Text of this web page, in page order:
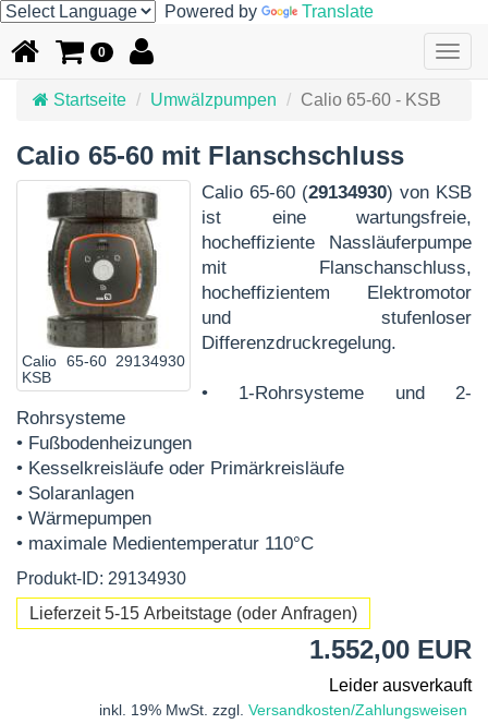
Powered by Translate
0
Startseite Umwälzpumpen Calio 65-60 - KSB
Calio 65-60 mit Flanschschluss
Calio 65-60 29134930
KSB
Calio 65-60 (29134930) von KSB
ist eine wartungsfreie,
hocheffiziente Nassläuferpumpe
mit Flanschanschluss,
hocheffizientem Elektromotor
und stufenloser
Differenzdruckregelung.
• 1-Rohrsysteme und 2-
Rohrsysteme
• Fußbodenheizungen
• Kesselkreisläufe oder Primärkreisläufe
• Solaranlagen
• Wärmepumpen
• maximale Medientemperatur 110°C
Produkt-ID: 29134930
Lieferzeit 5-15 Arbeitstage (oder Anfragen)
1.552,00 EUR
Leider ausverkauft
inkl. 19% MwSt. zzgl. Versandkosten/Zahlungsweisen